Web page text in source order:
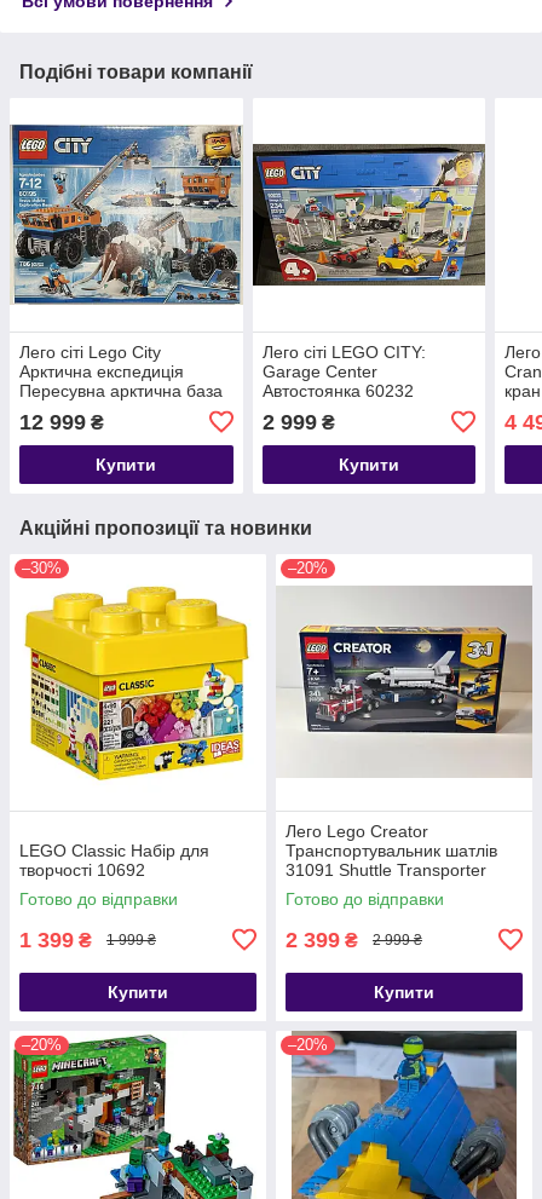
Подібні товари компанії
Лего сіті Lego City
Арктична експедиція
Пересувна арктична база
Exploration Base
12 999 ₴
Купити
Лего сіті LEGO CITY:
Garage Center
Автостоянка 60232
2 999₴
Купити
кран
4
Акційні пропозиції та новинки
–30%
LEGO Classic Набір для
творчості 10692
Готово до відправки
1 399 ₴ 1 999 ₴
Купити
–20%
Лего Lego Creator
Транспортувальник шатлів
31091 Shuttle Transporter
Готово до відправки
2 399 ₴ 2 999 ₴
Купити
–20% –20%